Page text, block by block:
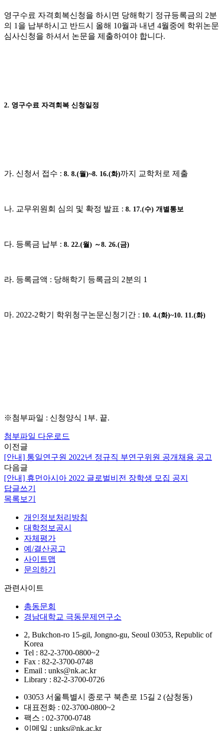
영구수료 자격회복신청을 하시면 당해학기 정규등록금의 2분
의 1을 납부하시고 반드시 올해 10월과 내년 4월중에 학위논문
심사신청을 하셔서 논문을 제출하여야 합니다.
2. 영구수료 자격회복 신청일정
가. 신청서 접수 : 8. 8.(월)~8. 16.(화)까지 교학처로 제출
나. 교무위원회 심의 및 확정 발표 : 8. 17.(수) 개별통보
다. 등록금 납부 : 8. 22.(월) ～8. 26.(금)
라. 등록금액 : 당해학기 등록금의 2분의 1
마. 2022-2학기 학위청구논문신청기간 : 10. 4.(화)~10. 11.(화)
※첨부파일 : 신청양식 1부. 끝.
첨부파일 다운로드
이전글
[안내] 통일연구원 2022년 정규직 부연구위원 공개채용 공고
다음글
[안내] 휴먼아시아 2022 글로벌비전 장학생 모집 공지
답글쓰기
목록보기
개인정보처리방침
대학정보공시
자체평가
예/결산공고
사이트맵
문의하기
관련사이트
총동문회
경남대학교 극동문제연구소
2, Bukchon-ro 15-gil, Jongno-gu, Seoul 03053, Republic of
Korea
Tel : 82-2-3700-0800~2
Fax : 82-2-3700-0748
Email : unks@nk.ac.kr
Library : 82-2-3700-0726
03053 서울특별시 종로구 북촌로 15길 2 (삼청동)
대표전화 : 02-3700-0800~2
팩스 : 02-3700-0748
이메일 : unks@nk.ac.kr